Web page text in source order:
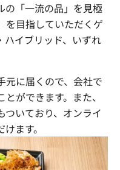
の「一流の品」を見極
を目指していただくゲ
ハイブリッド、いずれ
元に届く ので、会社で
ができます。また、
ついており、オンライ
ます。